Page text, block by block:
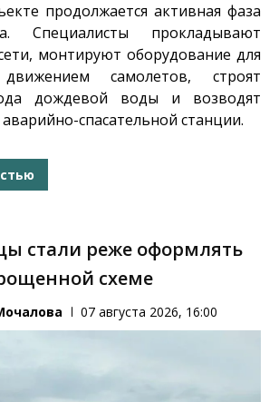
продолжается активная фаза
Специалисты прокладывают
монтируют оборудование для
самолетов, строят
дождевой воды и возводят
спасательной станции.
стали реже оформлять
схеме
07 августа 2026, 16:00